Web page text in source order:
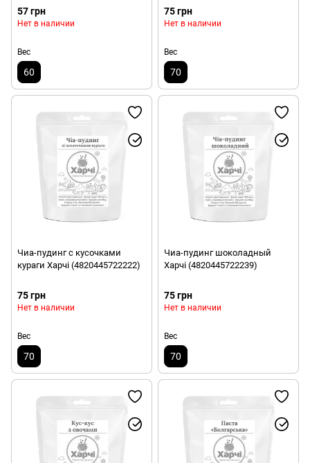
57 грн
Нет в наличии
Вес
60
75 грн
Нет в наличии
Вес
70
Чиа-пудинг с кусочками
кураги Харчі (4820445722222)
75 грн
Нет в наличии
Вес
70
Чиа-пудинг шоколадный
Харчі (4820445722239)
75 грн
Нет в наличии
Вес
70